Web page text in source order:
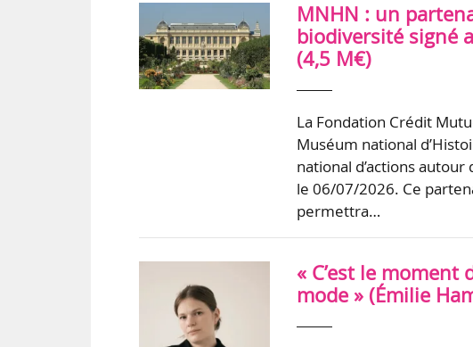
MNHN : un
biodiversité signé
(4,5 M€)
La Fondation Crédit
Muséum national
national d’actions
le 06/07/2026. Ce
permettra…
« C’est le moment
mode » (Émilie